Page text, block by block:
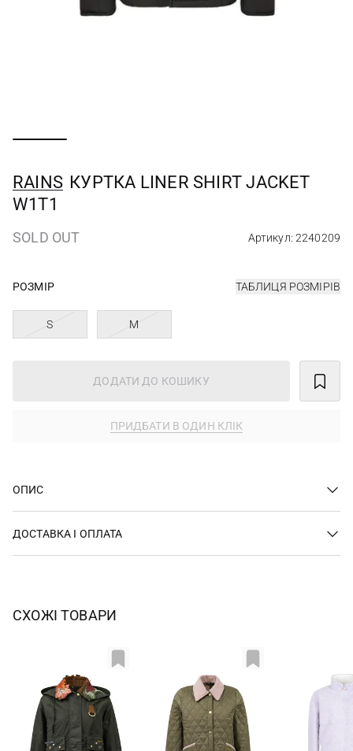
RAINS КУРТКА LINER SHIRT JACKET
W1T1
SOLD OUT Артикул: 2240209
РОЗМІР ТАБЛИЦЯ РОЗМІРІВ
S M
ДОДАТИ ДО КОШИКУ
ПРИДБАТИ В ОДИН КЛІК
ОПИС
ДОСТАВКА І ОПЛАТА
СХОЖІ ТОВАРИ